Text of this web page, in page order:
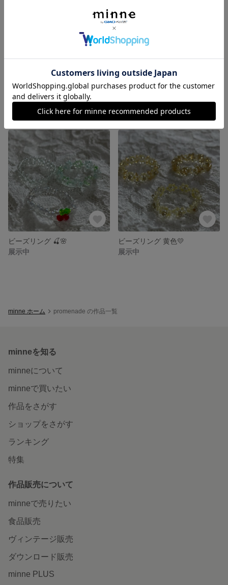
ビーズリング オレンジ🧡
展示中
ビーズリング 金💖
展示中
ビーズリング 🍒🌸
展示中
ビーズリング 黄色💛
展示中
minne ホーム promenade の作品一覧
minneを知る
minneについて
minneで買いたい
作品をさがす
ショップをさがす
ランキング
特集
作品販売について
minneで売りたい
食品販売
ヴィンテージ販売
ダウンロード販売
minne PLUS